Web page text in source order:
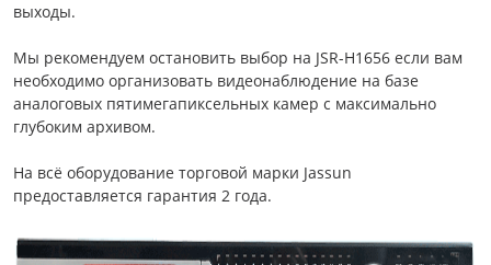
выходы.
Мы рекомендуем остановить выбор на JSR-H1656 если вам
необходимо организовать видеонаблюдение на базе
аналоговых пятимегапиксельных камер с максимально
глубоким архивом.
На всё оборудование торговой марки Jassun
предоставляется гарантия 2 года.